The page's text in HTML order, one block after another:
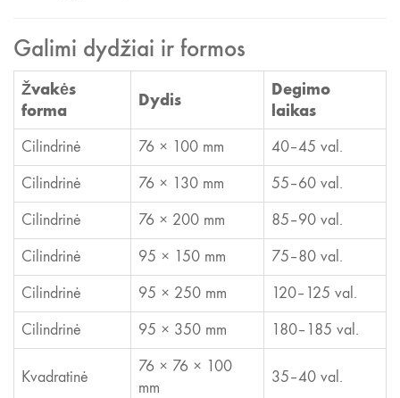
Galimi dydžiai ir formos
Žvakės
forma
Dydis
Degimo
laikas
Cilindrinė 76 × 100 mm
40–45 val.
Cilindrinė
76 × 130 mm
55–60 val.
Cilindrinė
76 × 200 mm
85–90 val.
Cilindrinė
95 × 150 mm
75–80 val.
Cilindrinė
95 × 250 mm
120–125 val.
Cilindrinė
95 × 350 mm 180–185 val.
Kvadratinė
76 × 76 × 100
mm
35–40 val.